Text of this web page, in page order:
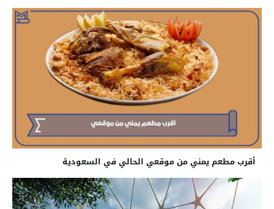
أقرب مطعم يمني من موقعي الحالي في السعودية